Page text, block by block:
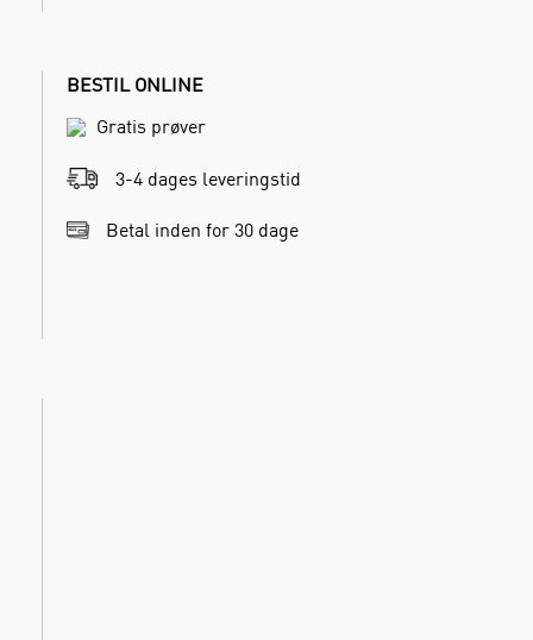
BESTIL ONLINE
Gratis prøver
3-4 dages leveringstid
Betal inden for 30 dage